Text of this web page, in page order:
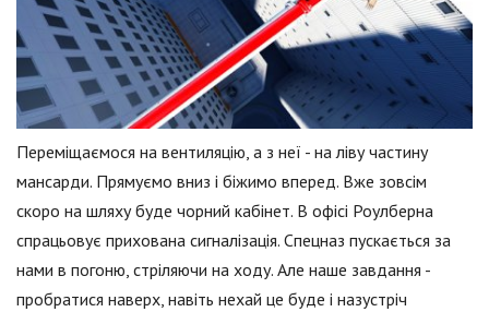
Переміщаємося на вентиляцію, а з неї - на ліву частину
мансарди. Прямуємо вниз і біжимо вперед. Вже зовсім
скоро на шляху буде чорний кабінет. В офісі Роулберна
спрацьовує прихована сигналізація. Спецназ пускається за
нами в погоню, стріляючи на ходу. Але наше завдання -
пробратися наверх, навіть нехай це буде і назустріч